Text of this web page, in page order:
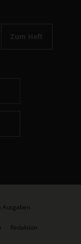
Zum Heft
Ausgaben
Redaktion